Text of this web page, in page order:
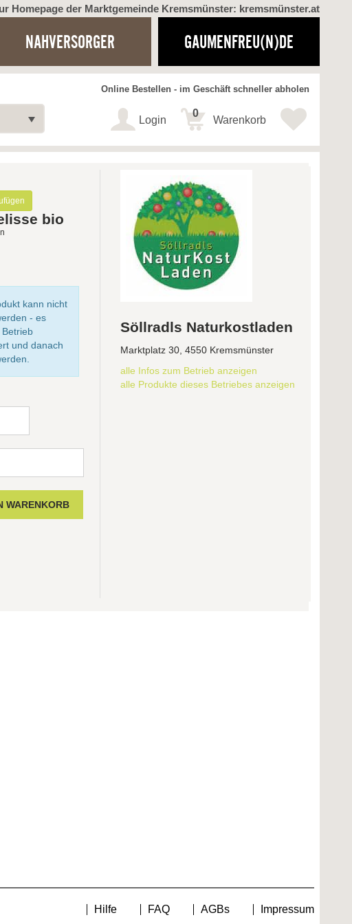
Homepage der Marktgemeinde Kremsmünster: kremsmünster.at
NAHVERSORGER GAUMENFREU(N)DE
Online Bestellen - im Geschäft schneller abholen
Login Warenkorb
0
bio
kann nicht
- es
und danach
Söllradls Naturkostladen
Marktplatz 30, 4550 Kremsmünster
alle Infos zum Betrieb anzeigen
alle Produkte dieses Betriebes anzeigen
Hilfe FAQ AGBs Impressum